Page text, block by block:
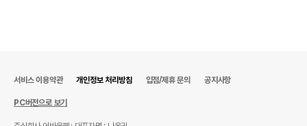
서비스 이용약관 개인정보 처리방침 입점/제휴 문의 공지사항
PC버전으로 보기